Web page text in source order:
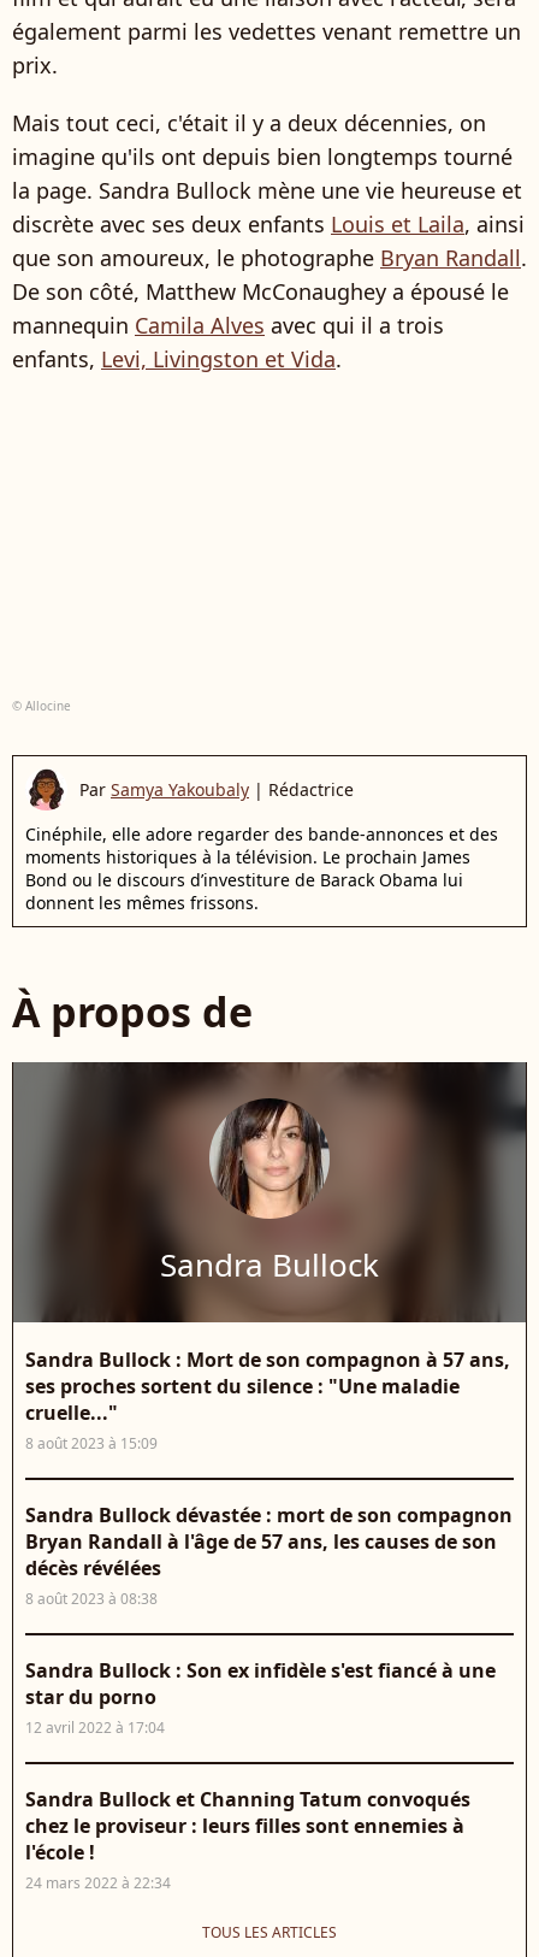
également parmi les vedettes venant remettre un
prix.
Mais tout ceci, c'était il y a deux décennies, on
imagine qu'ils ont depuis bien longtemps tourné
la page. Sandra Bullock mène une vie heureuse et
discrète avec ses deux enfants Louis et Laila, ainsi
que son amoureux, le photographe Bryan Randall.
De son côté, Matthew McConaughey a épousé le
mannequin Camila Alves avec qui il a trois
enfants, Levi, Livingston et Vida.
© Allocine
Par Samya Yakoubaly | Rédactrice
Cinéphile, elle adore regarder des bande-annonces et des
moments historiques à la télévision. Le prochain James
Bond ou le discours d’investiture de Barack Obama lui
donnent les mêmes frissons.
À propos de
Sandra Bullock
Sandra Bullock : Mort de son compagnon à 57 ans,
ses proches sortent du silence : "Une maladie
cruelle..."
8 août 2023 à 15:09
Sandra Bullock dévastée : mort de son compagnon
Bryan Randall à l'âge de 57 ans, les causes de son
décès révélées
8 août 2023 à 08:38
Sandra Bullock : Son ex infidèle s'est fiancé à une
star du porno
12 avril 2022 à 17:04
Sandra Bullock et Channing Tatum convoqués
chez le proviseur : leurs filles sont ennemies à
l'école !
24 mars 2022 à 22:34
TOUS LES ARTICLES